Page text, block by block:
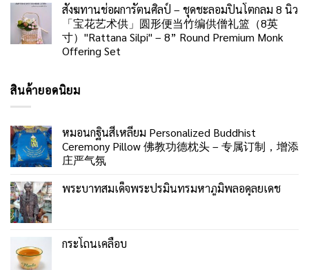
สังฆทานช่อผการัตนศิลป์ – ชุดชะลอมปิ่นโตกลม 8 นิ้ว
「宝花艺术供」圆形便当竹编供僧礼篮（8英
寸）"Rattana Silpi" – 8” Round Premium Monk
Offering Set
สินค้ายอดนิยม
หมอนกฐินสี่เหลี่ยม Personalized Buddhist
Ceremony Pillow 佛教功德枕头 – 专属订制，增添
庄严气氛
พระบาทสมเด็จพระปรมินทรมหาภูมิพลอดุลยเดช
กระโถนเคลือบ